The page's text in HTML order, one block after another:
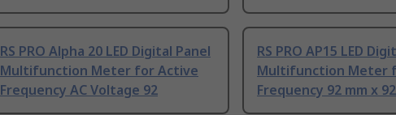
RS PRO Alpha 20 LED Digital Panel
Multifunction Meter for Active
Frequency AC Voltage 92
RS PRO AP15 LED
Multifunction Meter
Frequency 92 mm x